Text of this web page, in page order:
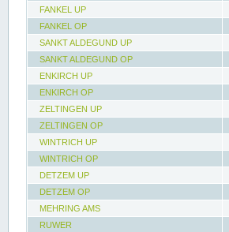
FANKEL UP
FANKEL OP
SANKT ALDEGUND UP
SANKT ALDEGUND OP
ENKIRCH UP
ENKIRCH OP
ZELTINGEN UP
ZELTINGEN OP
WINTRICH UP
WINTRICH OP
DETZEM UP
DETZEM OP
MEHRING AMS
RUWER